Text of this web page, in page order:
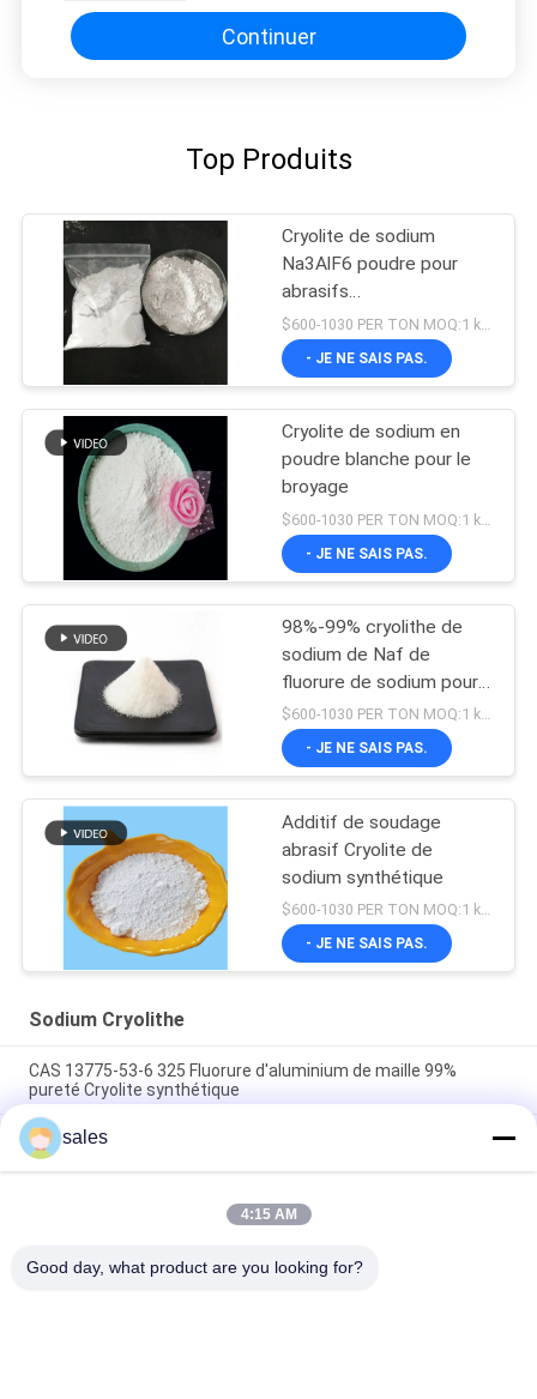
Continuer
Top Produits
Cryolite de sodium
Na3AlF6 poudre pour
abrasifs
Hexafluoroaluminate de
sodium
- JE NE SAIS PAS.
Cryolite de sodium en
poudre blanche pour le
broyage
- JE NE SAIS PAS.
98%-99% cryolithe de
sodium de Naf de
fluorure de sodium pour
l'électrolyse en aluminium$600-1030 PER TON MOQ:1 kg ou plus
- JE NE SAIS PAS.
Additif de soudage
abrasif Cryolite de
sodium synthétique
$600-1030 PER TON MOQ:1 kg ou plus
- JE NE SAIS PAS.
Sodium Cryolithe
CAS 13775-53-6 325 Fluorure d'aluminium de maille 99%
pureté Cryolite synthétique
Plus de catégorie 1000 industrielle de Mesh Sodium Cryolite
CAS 13775-53-6
Poids moléculaire 209,94 Cryolite de sodium Composé
chimique Insoluble dans l'eau Idéal pour les procédés de
sales
4:15 AM
Good day, what product are you looking for?